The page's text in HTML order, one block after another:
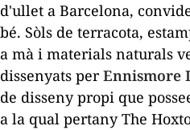
d'ullet a Barcelona,
bé. Sòls de terracota,
a mà i materials naturals
dissenyats perEnnismore
de disseny propi que
a la qual pertany The